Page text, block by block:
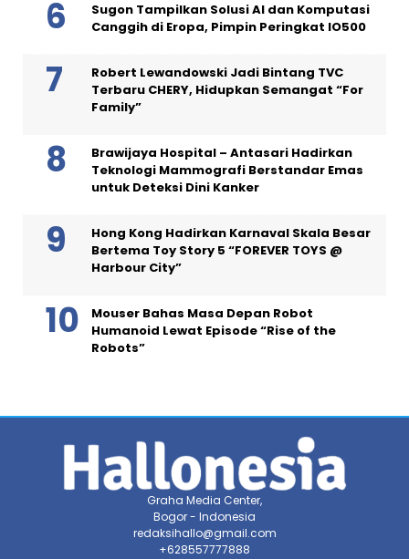
Sugon Tampilkan Solusi AI dan Komputasi
Canggih di Eropa, Pimpin Peringkat IO500
Robert Lewandowski Jadi Bintang TVC
Terbaru CHERY, Hidupkan Semangat “For
Family”
Brawijaya Hospital – Antasari Hadirkan
Teknologi Mammografi Berstandar Emas
untuk Deteksi Dini Kanker
Hong Kong Hadirkan Karnaval Skala Besar
Bertema Toy Story 5 “FOREVER TOYS @
Harbour City”
Mouser Bahas Masa Depan Robot
Humanoid Lewat Episode “Rise of the
Robots”
Graha Media Center,
Bogor - Indonesia
redaksihallo@gmail.com
+628557777888